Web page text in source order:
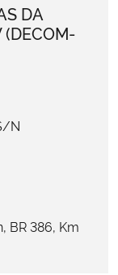
DA
N
BR 386, Km